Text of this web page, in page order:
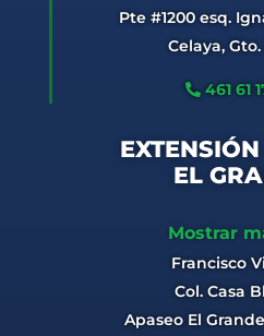
Pte #1200 esq.
Celaya,
461 61
EL
Mostrar
Francisco
Col. Casa
Apaseo El